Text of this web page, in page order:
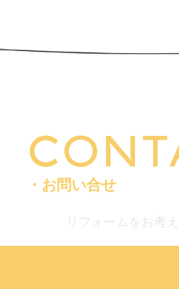
・お問い合せ
リフォームをお考